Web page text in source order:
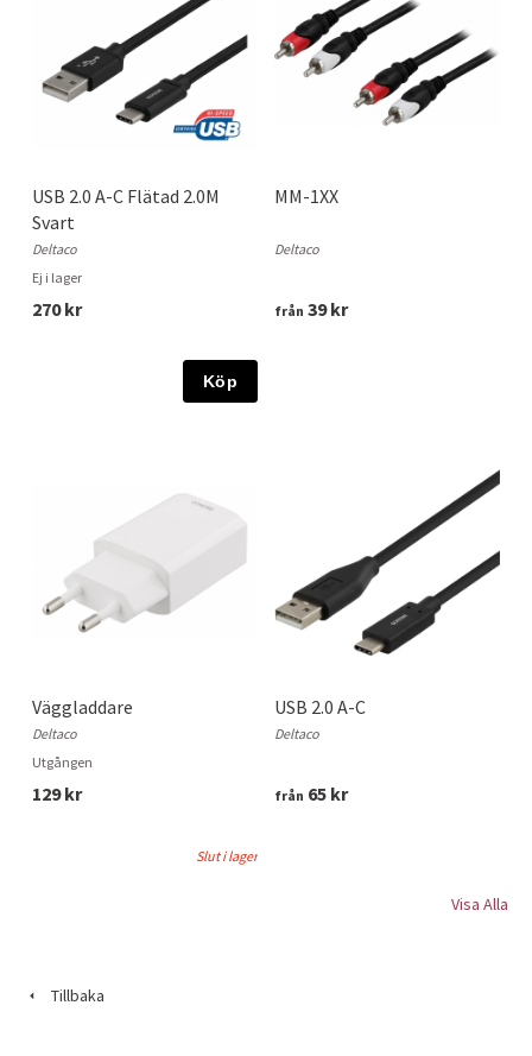
USB 2.0 A-C Flätad 2.0M
Svart
Deltaco
Ej i lager
270 kr
Köp
MM-1XX
Deltaco
från 39 kr
Väggladdare
Deltaco
Utgången
129 kr
Slut i lager
USB 2.0 A-C
Deltaco
från 65 kr
Visa Alla
Tillbaka